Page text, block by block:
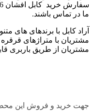
ما در تماس باشند.
آراد کابل با برندهای های
مشتریان با متراژهای
مشتریان از طریق باربری
جهت خرید و فروش این محصول